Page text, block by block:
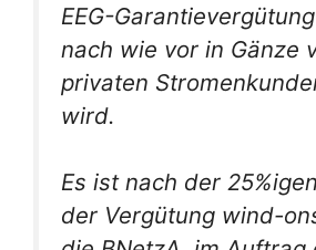
EEG-
nach wie vor in Gänze
privaten
wird.
Es ist nach der
der Vergütung wind-